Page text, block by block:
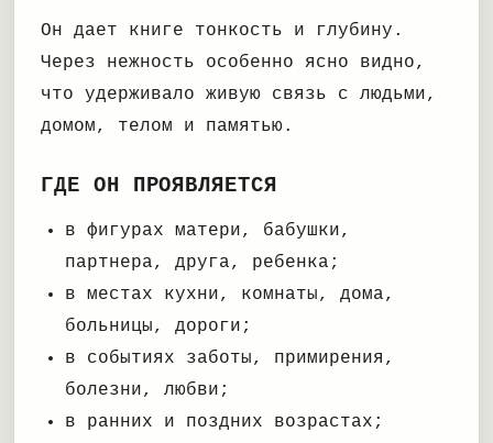
Он дает книге тонкость и глубину.
Через нежность особенно ясно видно,
что удерживало живую связь с людьми,
домом, телом и памятью.
ГДЕ ОН ПРОЯВЛЯЕТСЯ
в фигурах матери, бабушки,
партнера, друга, ребенка;
в местах кухни, комнаты, дома,
больницы, дороги;
в событиях заботы, примирения,
болезни, любви;
в ранних и поздних возрастах;